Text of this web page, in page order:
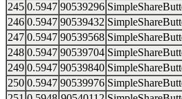
245 0.5947 90539296
246 0.5947 90539432
247 0.5947 90539568
248 0.5947 90539704
249 0.5947 90539840
250 0.5947 90539976